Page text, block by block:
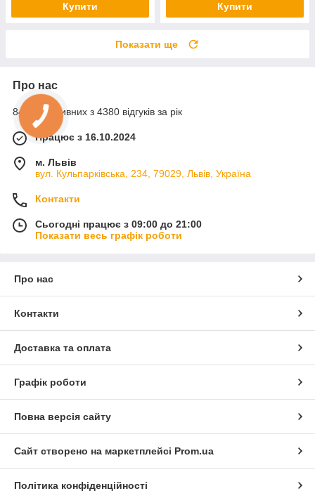
Купити Купити
Показати ще
Про нас
84% позитивних з 4380 відгуків за рік
Працює з 16.10.2024
м. Львів
вул. Кульпарківська, 234, 79029, Львів, Україна
Контакти
Сьогодні працює з 09:00 до 21:00
Показати весь графік роботи
Про нас
Контакти
Доставка та оплата
Графік роботи
Повна версія сайту
Сайт створено на маркетплейсі Prom.ua
Політика конфіденційності